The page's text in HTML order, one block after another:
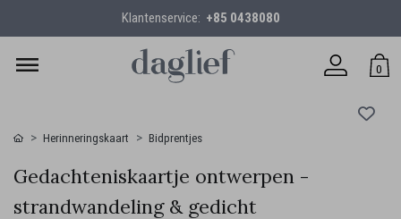
Klantenservice: +85 0438080
0
Herinneringskaart Bidprentjes
Gedachteniskaartje ontwerpen -
strandwandeling & gedicht